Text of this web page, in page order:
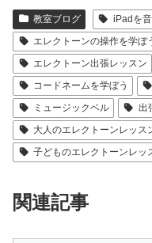
教室ブログ iPadを
エレクトーンの操作を学ぼ
エレクトーン出張レッスン
コードネームを学ぼう
ミュージックベル
出
大人のエレクトーンレッス
子どものエレクトーンレッ
関連記事